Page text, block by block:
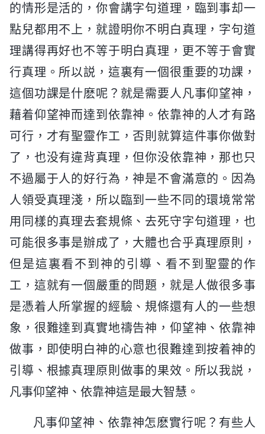
的情形是活的，你會講字句道理，臨到事却一
點兒都用不上，就證明你不明白真理，字句道
理講得再好也不等于明白真理，更不等于會實
行真理。所以説，這裏有一個很重要的功課，
這個功課是什麽呢？就是需要人凡事仰望神，
藉着仰望神而達到依靠神。依靠神的人才有路
可行，才有聖靈作工，否則就算這件事你做對
了，也没有違背真理，但你没依靠神，那也只
不過屬于人的好行為，神是不會滿意的。因為
人領受真理淺，所以臨到一些不同的環境常常
用同樣的真理去套規條、去死守字句道理，也
可能很多事是辦成了，大體也合乎真理原則，
但是這裏看不到神的引導、看不到聖靈的作
工，這就有一個嚴重的問題，就是人做很多事
是憑着人所掌握的經驗、規條還有人的一些想
象，很難達到真實地禱告神，仰望神、依靠神
做事，即使明白神的心意也很難達到按着神的
引導、根據真理原則做事的果效。所以我説，
凡事仰望神、依靠神這是最大智慧。
凡事仰望神、依靠神怎麽實行呢？有些人